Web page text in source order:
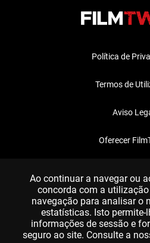
Política de
Termos de
Aviso
Oferecer
Ao continuar a navegar ou
concorda com a
navegação para analisar o
estatísticas. Isto permite-
informações de sessão e
seguro ao site. Consulte a